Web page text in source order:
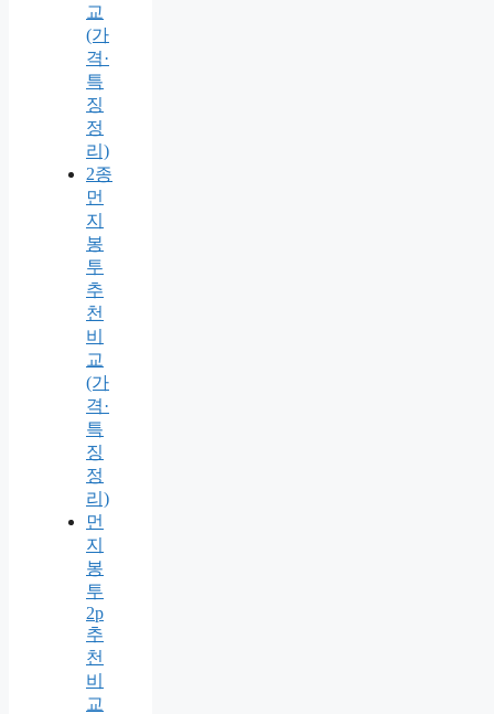
교
(가
격·
특
징
정
리)
2종
먼
지
봉
투
추
천
비
교
(가
격·
특
징
정
리)
먼
지
봉
투
2p
추
천
비
교